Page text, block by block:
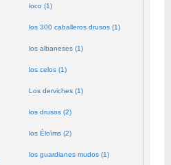
loco (1)
los 300 caballeros drusos (1)
los albaneses (1)
los celos (1)
Los derviches (1)
los drusos (2)
los Éloïms (2)
los guardianes mudos (1)